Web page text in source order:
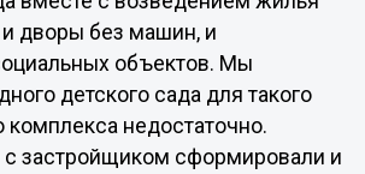
дворы без машин, и
объектов. Мы
детского сада для такого
комплекса недостаточно.
с застройщиком сформировали и